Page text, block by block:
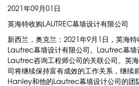
2021年09月01日
英海特收购LAUTREC幕墙设计有限公司
新西兰，奥克兰：2021年9月1日，英海
Lautrec幕墙设计有限公司。Lautrec幕墙
Lautrec咨询工程师公司的关联公司。英
司将继续保持富有成效的工作关系，继续
Hanley和他的Lautrec幕墙设计公司的团